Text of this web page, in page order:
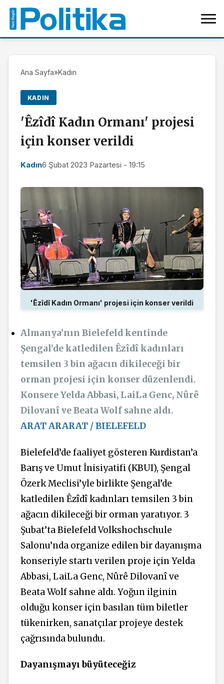
Ana Sayfa»Kadın
KADIN
'Êzîdî Kadın Ormanı' projesi
için konser verildi
Kadın6 Şubat 2023 Pazartesi - 19:15
'Êzîdî Kadın Ormanı' projesi için konser verildi
Almanya’nın Bielefeld kentinde
Şengal’de katledilen Êzîdî kadınları
temsilen 3 bin ağacın dikileceği bir
orman projesi için konser düzenlendi.
Konsere Yelda Abbasi, LaiLa Genc, Nûrê
Dilovanî ve Beata Wolf sahne aldı.
ARAT ARARAT / BIELEFELD
Bielefeld’de faaliyet gösteren Kurdistan’a
Barış ve Umut İnisiyatifi (KBUI), Şengal
Özerk Meclisi’yle birlikte Şengal’de
katledilen Êzîdî kadınları temsilen 3 bin
ağacın dikileceği bir orman yaratıyor. 3
Şubat’ta Bielefeld Volkshochschule
Salonu’nda organize edilen bir dayanışma
konseriyle startı verilen proje için Yelda
Abbasi, LaiLa Genc, Nûrê Dilovanî ve
Beata Wolf sahne aldı. Yoğun ilginin
olduğu konser için basılan tüm biletler
tükenirken, sanatçılar projeye destek
çağrısında bulundu.
Dayanışmayı büyüteceğiz